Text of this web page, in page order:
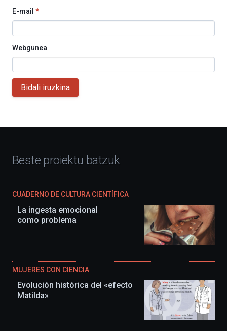
E-mail *
Webgunea
Bidali iruzkina
Beste proiektu batzuk
CUADERNO DE CULTURA CIENTÍFICA
La ingesta emocional
como problema
MUJERES CON CIENCIA
Evolución histórica del «efecto
Matilda»